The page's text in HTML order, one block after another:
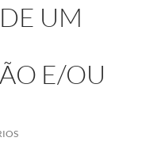
UM
E/OU